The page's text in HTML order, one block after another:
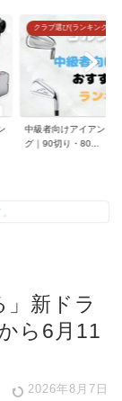
クラブ選び(ランキング)
中級者向けアイアンお
グ｜90切り・80...
新ドラ
ら6月11
2026年8月7日